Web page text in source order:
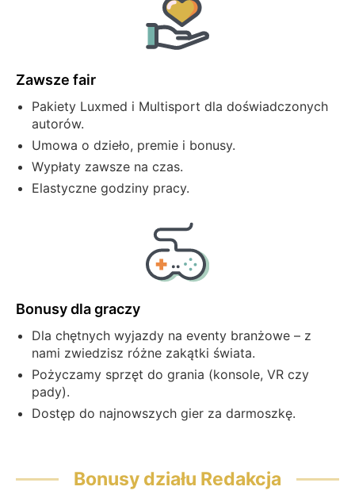
Zawsze fair
Pakiety Luxmed i Multisport dla doświadczonych
autorów.
Umowa o dzieło, premie i bonusy.
Wypłaty zawsze na czas.
Elastyczne godziny pracy.
Bonusy dla graczy
Dla chętnych wyjazdy na eventy branżowe – z
nami zwiedzisz różne zakątki świata.
Pożyczamy sprzęt do grania (konsole, VR czy
pady).
Dostęp do najnowszych gier za darmoszkę.
Bonusy działu Redakcja